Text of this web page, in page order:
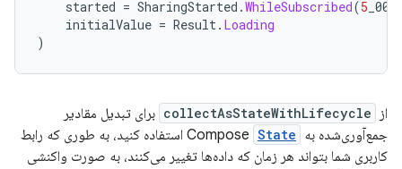
started = SharingStarted .WhileSubscribed(5 _000
initialValue = Result. Loading
)
از collectAsStateWithLifecycle برای تبدیل مقادیر
جمع‌آوری‌شده به Compose State
استفاده کنید، به طوری که رابط
کاربری شما بتواند هر زمان که داده‌ها تغییر می‌کنند، به صورت واکنشی